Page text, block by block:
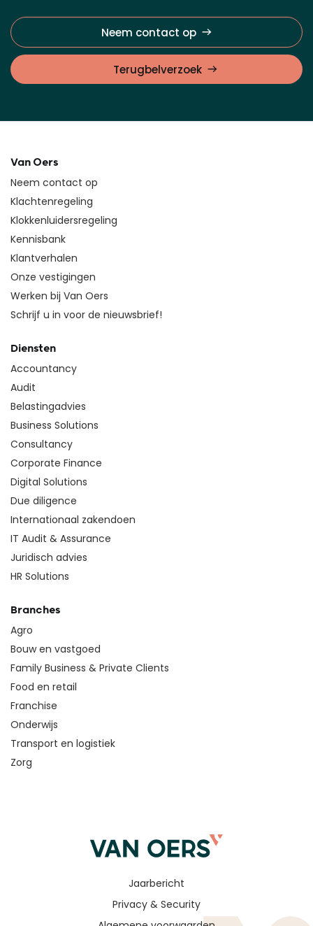
Neem contact op
Terugbelverzoek
Van Oers
Neem contact op
Klachtenregeling
Klokkenluidersregeling
Kennisbank
Klantverhalen
Onze vestigingen
Werken bij Van Oers
Schrijf u in voor de nieuwsbrief!
Diensten
Accountancy
Audit
Belastingadvies
Business Solutions
Consultancy
Corporate Finance
Digital Solutions
Due diligence
Internationaal zakendoen
IT Audit & Assurance
Juridisch advies
HR Solutions
Branches
Agro
Bouw en vastgoed
Family Business & Private Clients
Food en retail
Franchise
Onderwijs
Transport en logistiek
Zorg
Privacy & Security
Jaarbericht